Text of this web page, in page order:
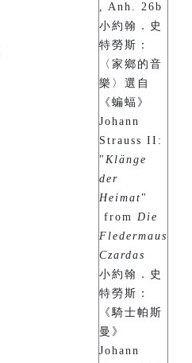
, Anh. 26b
小約翰．史
特勞斯：
〈家鄉的音
樂〉選自
《蝙蝠》
Johann
Strauss II:
" Klänge
der
Heimat "
from Die
Fledermaus
Czardas
小約翰．史
特勞斯：
《騎士帕斯
曼》
Johann